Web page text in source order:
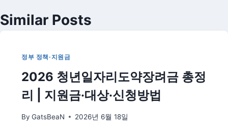
Similar Posts
정부 정책·지원금
2026 청년일자리도약장려금 총정
리 | 지원금·대상·신청방법
By GatsBeaN 2026년 6월 18일